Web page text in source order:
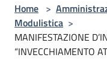
Home >
Modulistica >
MANIFESTAZIONE
“INVECCHIAMENTO